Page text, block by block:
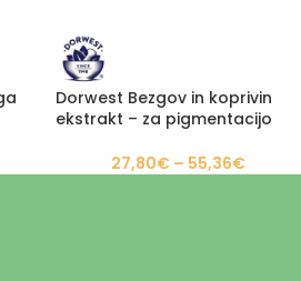
Dorwest Bezgov in koprivin
ekstrakt – za pigmentacijo
27,80€ – 55,36€